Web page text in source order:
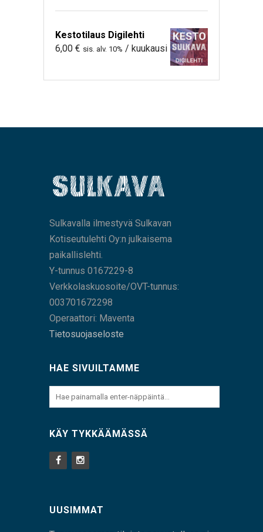
Kestotilaus Digilehti
6,00 € sis. alv. 10% / kuukausi
Sulkavalla ilmestyvä Sulkavan
Kotiseutulehti Oy:n julkaisema
paikallislehti.
Y-tunnus 0167229-8
Verkkolaskuosoite/OVT-tunnus:
003701672298
Operaattori: Maventa
Tietosuojaseloste
HAE SIVUILTAMME
KÄY TYKKÄÄMÄSSÄ
UUSIMMAT